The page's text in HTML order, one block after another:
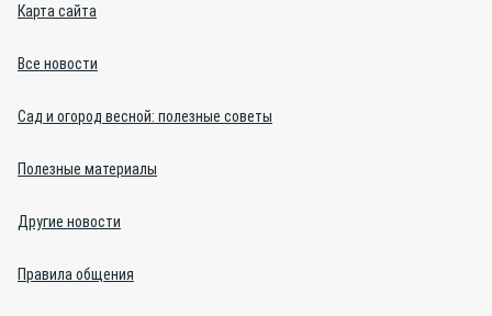
Карта сайта
Все новости
Сад и огород весной: полезные советы
Полезные материалы
Другие новости
Правила общения